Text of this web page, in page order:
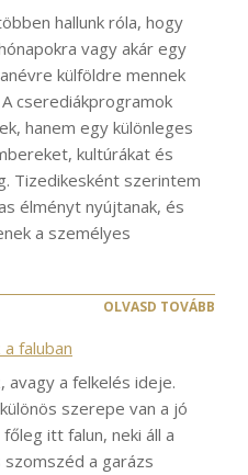
hallunk róla, hogy
vagy akár egy
külföldre mennek
A cserediákprogramok
hanem egy különleges
kultúrákat és
Tizedikesként szerintem
élményt nyújtanak, és
a személyes
OLVASD TOVÁBB
faluban
avagy a felkelés ideje.
szerepe van a jó
itt falun, neki áll a
szomszéd a garázs